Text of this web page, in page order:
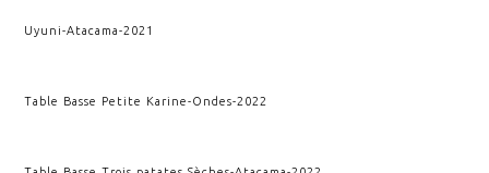
Uyuni-Atacama-2021
Table Basse Petite Karine-Ondes-2022